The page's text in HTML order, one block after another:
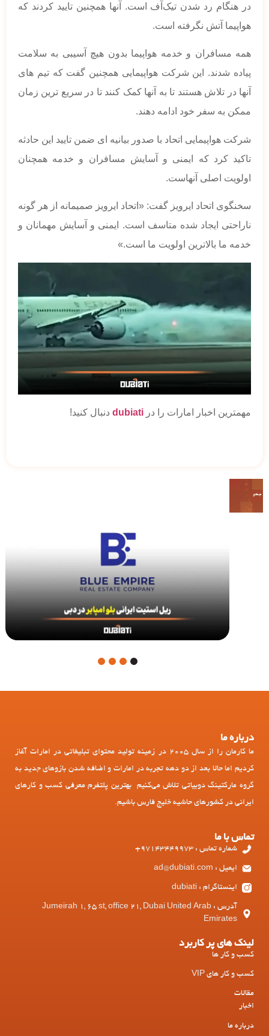
در هنگام رد شدن تیک‌آف است. آنها همچنین تایید کردند که
هواپیما آتش نگرفته است.
همه مسافران و خدمه هواپیما بدون هیچ آسیبی به سلامت
پیاده شدند. این شرکت هواپیمایی همچنین گفت که تیم های
آنها در تلاش هستند تا به آنها کمک کنند تا در سریع ترین زمان
ممکن به سفر خود ادامه دهند.
شرکت هواپیمایی اتحاد با صدور بیانیه ای ضمن تایید این حادثه
تاکید کرد که ایمنی و آسایش مسافران و خدمه همچنان
اولویت اصلی آنهاست.
سخنگوی اتحاد ایرویز گفت: «اتحاد ایرویز صمیمانه از هر گونه
ناراحتی ایجاد شده متاسف است. ایمنی و آسایش مهمانان و
خدمه ما بالاترین اولویت ما است.»
مهمترین اخبار امارات را در dubiati دنبال کنید!
1
درباره ما
ما کارمان را از سال 2005 در زمینه تولید محتوای تبلیغاتی در امارات آغاز
کردیم اما حالا بعد از دو دهه تجربه در امارات و اضافه شدن بازوهای جدید به
گروه مارکتینگ دوبیاتی تلاش می‌کنیم بهترین پلتفرم معرفی کسب و کارهای
ایرانی در کشورهای حاشیه خلیج فارس باشیم.
تماس با ما
شماره تماس : 97143449973+
ایمیل : ad@dubiati.com
اینستاگرام : dubiati
آدرس : Jumeirah 1, 65 st, office 21, Dubai United Arab
Emirates
لینک های پر کاربرد
کسب و کار ها
کسب و کار های VIP
مقالات
اخبار
درباره ما